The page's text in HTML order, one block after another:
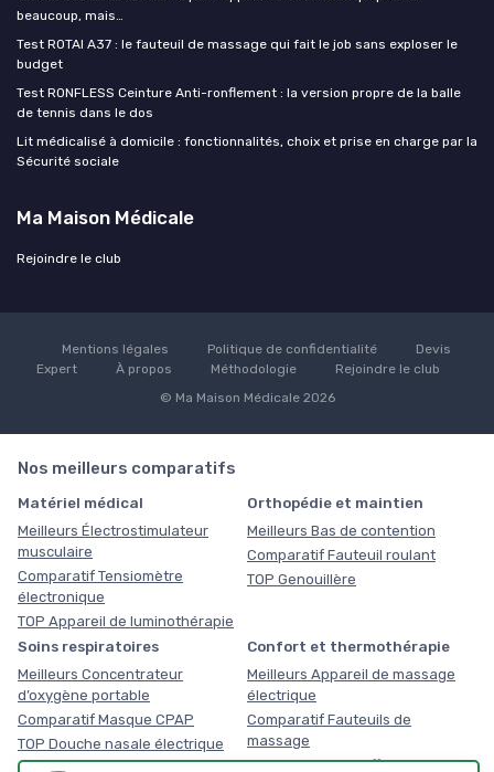
beaucoup, mais…
Test ROTAI A37 : le fauteuil de massage qui fait le job sans exploser le
budget
Test RONFLESS Ceinture Anti-ronflement : la version propre de la balle
de tennis dans le dos
Lit médicalisé à domicile : fonctionnalités, choix et prise en charge par la
Sécurité sociale
Ma Maison Médicale
Rejoindre le club
Mentions légales Politique de confidentialité
Devis
Expert
À propos Méthodologie
Rejoindre le club
© Ma Maison Médicale 2026
Nos meilleurs comparatifs
Matériel médical
Meilleurs Électrostimulateur
musculaire
Comparatif Tensiomètre
électronique
TOP Appareil de luminothérapie
Orthopédie et maintien
Meilleurs Bas de contention
Comparatif Fauteuil roulant
TOP Genouillère
Soins respiratoires
Meilleurs Concentrateur
d’oxygène portable
Comparatif Masque CPAP
TOP Douche nasale électrique
Confort et thermothérapie
Meilleurs Appareil de massage
électrique
Comparatif Fauteuils de
massage
TOP Coussin chauffant